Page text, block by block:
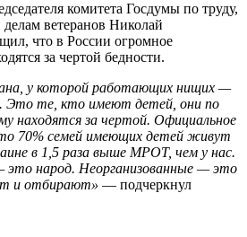
комитета Госдумы по труду,
ветеранов Николай
что в России огромное
за чертой бедности.
у которой работающих нищих —
Это те, кто имеют детей, они по
находятся за чертой. Официальное
70% семей имеющих детей живут
в 1,5 раза выше МРОТ, чем у нас.
это народ. Неорганизованные — это
и отбирают» — подчеркнул